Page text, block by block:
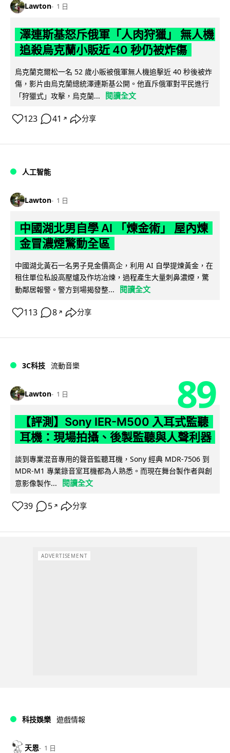
Lawton 1 日
澤連斯基怒斥俄軍「人肉狩獵」 無人機
追殺烏克蘭小販近 40 秒仍被炸傷
烏克蘭克爾松一名 52 歲小販被俄軍無人機追擊近 40 秒後被炸
傷，影片由烏克蘭總統澤連斯基公開。他直斥俄軍對平民進行
「狩獵式」攻擊，烏克蘭...
閱讀全文
123 41 ↗ 分享
人工智能
Lawton 1 日
中國湖北男自學 AI 「煉金術」 屋內煉
金冒濃煙驚動全區
中國湖北黃石一名男子見金價高企，利用 AI 自學提煉黃金，在
租住單位私設高壓爐及作坊冶煉，過程產生大量刺鼻濃煙，驚
動鄰居報警。警方到場揭發整...
閱讀全文
113 8 ↗ 分享
3C科技 流動音樂
Lawton 1 日 89
【評測】Sony IER-M500 入耳式監聽
耳機：現場拍攝、後製監聽與人聲利器
談到專業混音專用的聲音監聽耳機，Sony 經典 MDR-7506 到
MDR-M1 專業錄音室耳機都為人熟悉。而現在舞台製作者與創
意影像製作...
閱讀全文
39 5 ↗ 分享
ADVERTISEMENT
科技娛樂 遊戲情報
天恩 1 日